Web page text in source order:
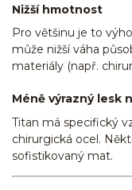
Nižší hmotnost
Pro většinu je to
může nižší váha
materiály (např.
Méně výrazný lesk
Titan má specifický
chirurgická ocel.
sofistikovaný mat.